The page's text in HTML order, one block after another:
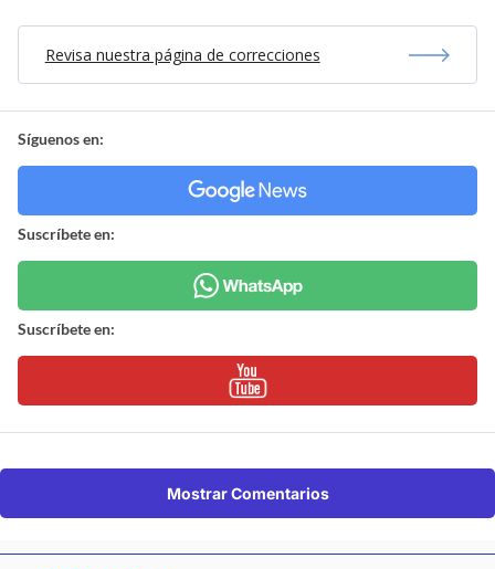
Revisa nuestra página de correcciones
Síguenos en:
Suscríbete en:
Suscríbete en:
Mostrar Comentarios